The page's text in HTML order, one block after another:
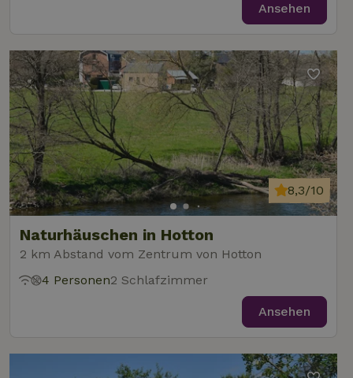
Ansehen
Naturhäuschen in Hotton
2 km Abstand vom Zentrum von Hotton
8,3/10
4 Personen2 Schlafzimmer
Ansehen